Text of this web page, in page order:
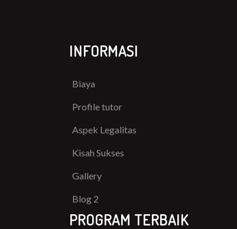
INFORMASI
Biaya
Profile tutor
Aspek Legalitas
Kisah Sukses
Gallery
Blog 2
PROGRAM TERBAIK